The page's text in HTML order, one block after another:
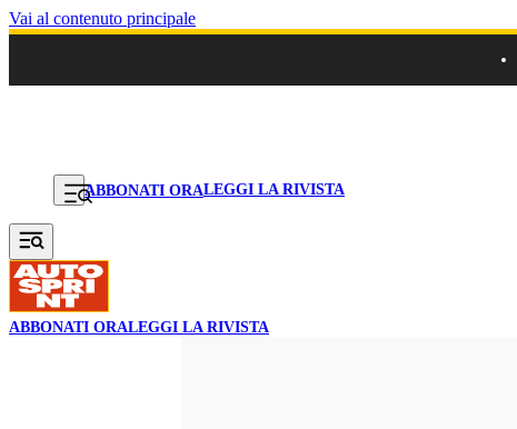
Vai al contenuto principale
ABBONATI ORALEGGI LA RIVISTA
ABBONATI ORALEGGI LA RIVISTA